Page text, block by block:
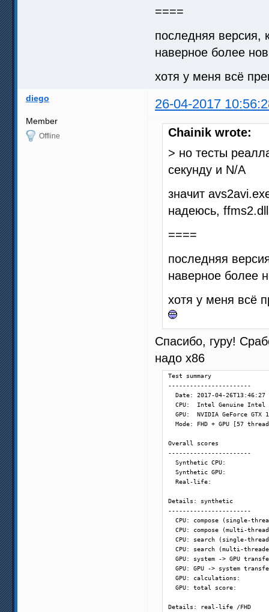
====
последняя версия,
наверное более
хотя у меня всё
diego 26-04-2017
Member
Offline
Chainik wrote:
> но тесты
секунду и N/A
значит
надеюсь,
====
последняя
наверное более
хотя у меня всё
Спасибо, гуру!
надо х86
Test summary
-----------------------
  Date: 2017-04-26T13:46:27
CPU:  Intel Genuine Intel
GPU:  NVIDIA GeForce GTX
Mode: FHD + GPU [57
Overall scores
-----------------------
Synthetic CPU:
Synthetic GPU:
Real-life:
Details: synthetic
-----------------------
CPU: compose (single-
CPU: compose (multi-
CPU: search (single-
CPU: search (multi-
GPU: system -> GPU
GPU: GPU -> system
GPU: calculations:
GPU: total score:
Details: real-life /FHD